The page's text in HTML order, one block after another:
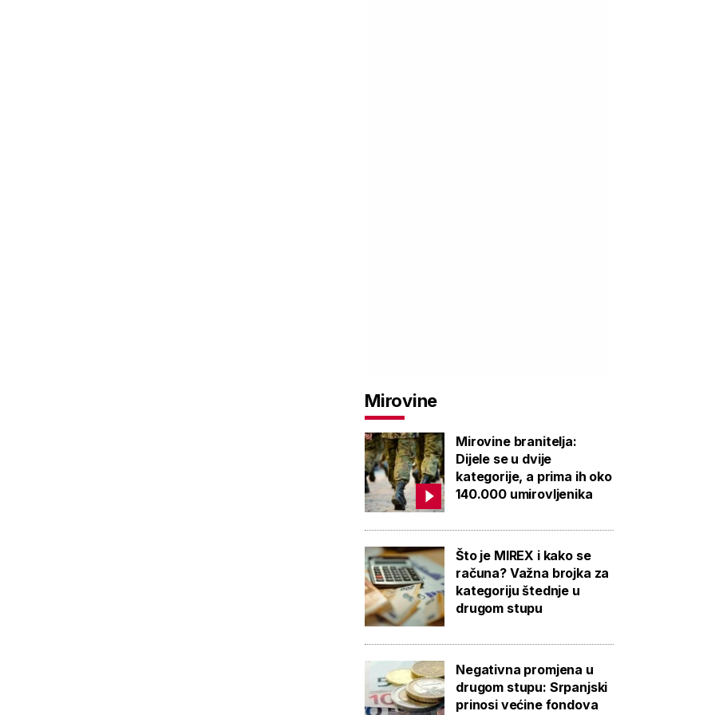
Mirovine
Mirovine branitelja:
Dijele se u dvije
kategorije, a prima ih oko
140.000 umirovljenika
Što je MIREX i kako se
računa? Važna brojka za
kategoriju štednje u
drugom stupu
Negativna promjena u
drugom stupu: Srpanjski
prinosi većine fondova